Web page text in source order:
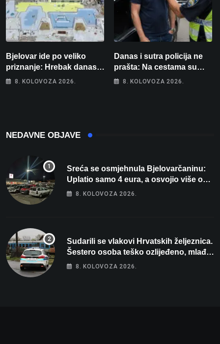
Bjelovar ide po veliko
priznanje: Hrebak danas u
Parizu predstavlja
8. KOLOVOZA 2026.
Danas i sutra policija ne
prašta: Na cestama su
posebno na meti ovi
8. KOLOVOZA 2026.
NEDAVNE OBJAVE
Sreća se osmjehnula Bjelovarčaninu:
Uplatio samo 4 eura, a osvojio više od
80 tisuća eura
8. KOLOVOZA 2026.
Sudarili se vlakovi Hrvatskih željeznica.
Šestero osoba teško ozlijeđeno, mlađa
žena na intenzivnoj
8. KOLOVOZA 2026.